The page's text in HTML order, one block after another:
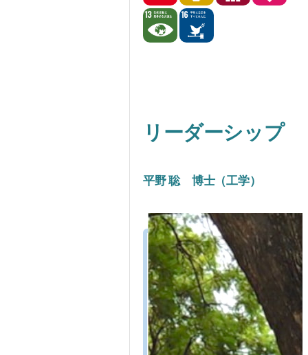
リーダーシップ
平野 聡 博士（工学）